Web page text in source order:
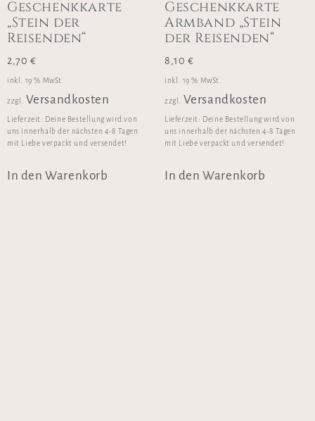
Geschenkkarte
„Stein der
Reisenden“
2,70 €
inkl. 19 % MwSt.
zzgl. Versandkosten
Lieferzeit: Deine Bestellung wird von
uns innerhalb der nächsten 4-8 Tagen
mit Liebe verpackt und versendet!
In den Warenkorb
Geschenkkarte
Armband „Stein
der Reisenden“
8,10 €
inkl. 19 % MwSt.
zzgl. Versandkosten
Lieferzeit: Deine Bestellung wird von
uns innerhalb der nächsten 4-8 Tagen
mit Liebe verpackt und versendet!
In den Warenkorb